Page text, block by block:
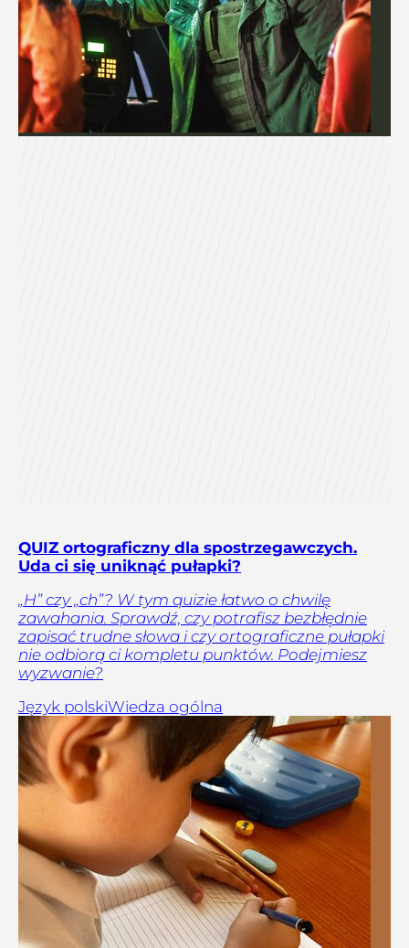
QUIZ ortograficzny dla spostrzegawczych.
Uda ci się uniknąć pułapki?
„H” czy „ch”? W tym quizie łatwo o chwilę
zawahania. Sprawdź, czy potrafisz bezbłędnie
zapisać trudne słowa i czy ortograficzne pułapki
nie odbiorą ci kompletu punktów. Podejmiesz
wyzwanie?
Język polskiWiedza ogólna